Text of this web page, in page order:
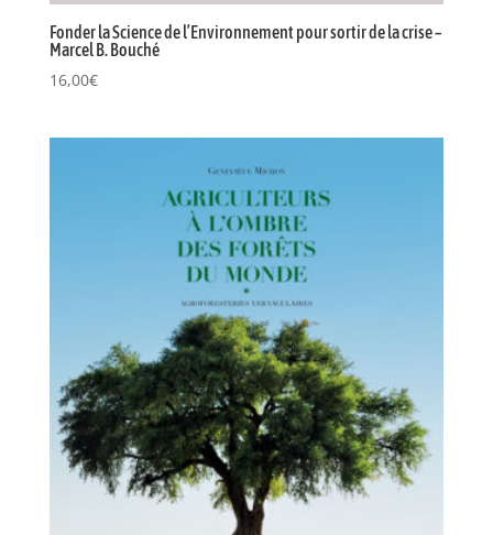
Fonder la Science de l’Environnement pour sortir de la crise –
Marcel B. Bouché
16,00€